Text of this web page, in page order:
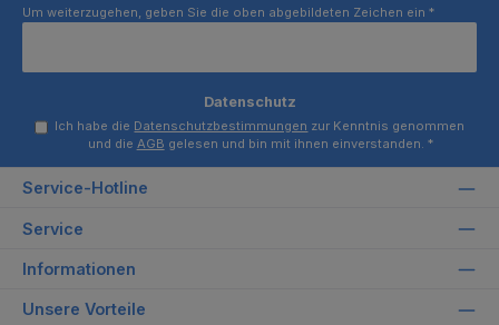
Um weiterzugehen, geben Sie die oben abgebildeten Zeichen ein *
Datenschutz
Ich habe die Datenschutzbestimmungen zur Kenntnis genommen
und die AGB gelesen und bin mit ihnen einverstanden. *
Service-Hotline
Service
Informationen
Unsere Vorteile